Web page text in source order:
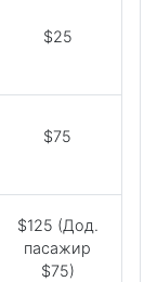
$25
$75
$125 (Дод.
пасажир
$75)